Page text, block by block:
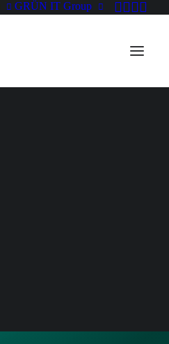
GRÜN IT Group